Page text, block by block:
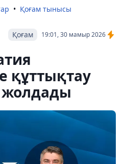
Қоғам тынысы
19:01, 30 мамыр 2026
Қоғам
құттықтау